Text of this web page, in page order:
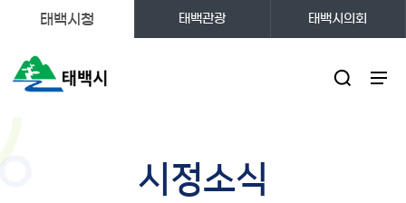
태백시청 태백관광 태백시의회
시정소식